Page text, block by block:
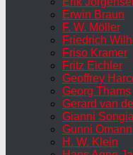
Erwin Braun
F. W. Möller
Friedrich
Friso Kramer
Fritz Eichler
Geoffrey
Georg Thams
Gerard van
Gianni Songia
Gunni Omann
H. W. Klein